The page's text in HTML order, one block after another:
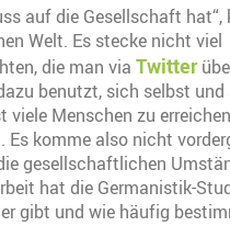
auf die Gesellschaft
Welt. Es stecke nicht viel
die man via Twitter
benutzt, sich selbst und
Menschen zu
Es komme also nicht
gesellschaftlichen
hat die Germanistik-
gibt und wie häufig